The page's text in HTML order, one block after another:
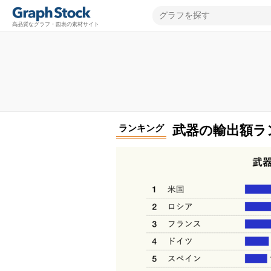
高品質なグラフ・図表の素材サイト
ランキング 武器の輸出額